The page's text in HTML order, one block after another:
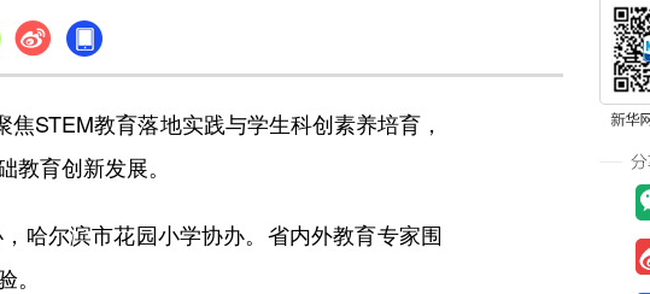
STEM教育落地实践与学生科创素养培育，
育创新发展。
尔滨市花园小学协办。省内外教育专家围